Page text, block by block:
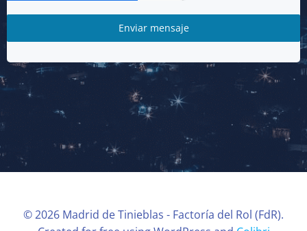
Enviar mensaje
© 2026 Madrid de Tinieblas - Factoría del Rol (FdR).